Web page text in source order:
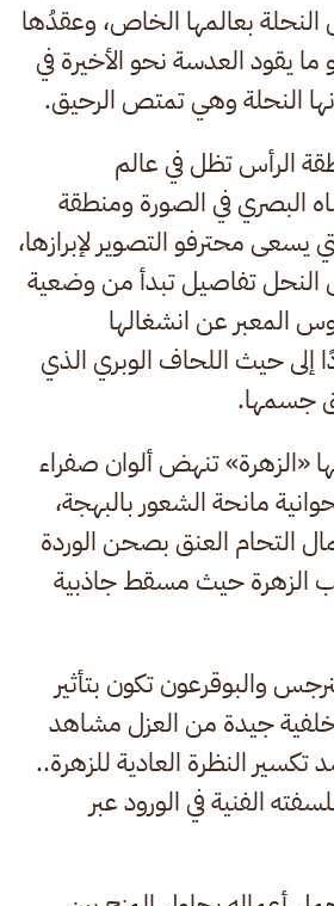
بعالمها الخاص، وعقدُها
ما يقود العدسة نحو الأخيرة في
النحلة وهي تمتص الرحيق.
الرأس تظل في عالم
البصري في الصورة ومنطقة
يسعى محترفو التصوير لإبرازها،
النحل تفاصيل تبدأ من وضعية
المعبر عن انشغالها
إلى حيث اللحاف الوبري الذي
جسمها.
«الزهرة» تنهض ألوان صفراء
مانحة الشعور بالبهجة،
التحام العنق بصحن الوردة
الزهرة حيث مسقط جاذبية
والبوقرعون تكون بتأثير
خلفية جيدة من العزل مشاهد
تكسير النظرة العادية للزهرة..
الفنية في الورود عبر